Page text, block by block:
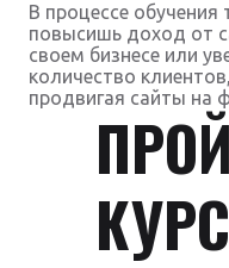
В процессе обучения
повысишь доход от
своем бизнесе или
количество клиентов,
продвигая сайты на